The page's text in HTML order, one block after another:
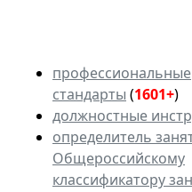
профессиональные
стандарты (1601+)
должностные
определитель
Общероссийскому
классификатору